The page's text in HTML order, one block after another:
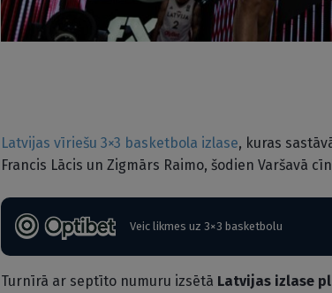
Latvijas vīriešu 3×3 basketbola izlase, kuras
Francis Lācis un Zigmārs Raimo, šodien Varšavā
Veic likmes uz 3×3 basketbolu
Turnīrā ar septīto numuru izsētā Latvijas izlase